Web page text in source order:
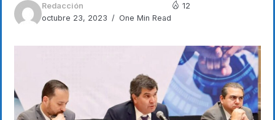
Redacción
octubre 23, 2023
One Min Read
12